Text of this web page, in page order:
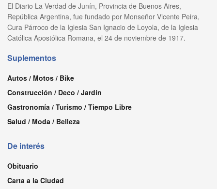
El Diario La Verdad de Junín, Provincia de Buenos Aires,
República Argentina, fue fundado por Monseñor Vicente Peira,
Cura Párroco de la Iglesia San Ignacio de Loyola, de la Iglesia
Católica Apostólica Romana, el 24 de noviembre de 1917.
Suplementos
Autos / Motos / Bike
Construcción / Deco / Jardín
Gastronomía / Turismo / Tiempo Libre
Salud / Moda / Belleza
De interés
Obituario
Carta a la Ciudad